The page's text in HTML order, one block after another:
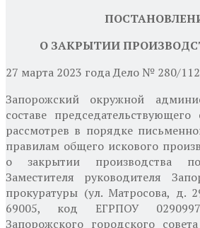
О ЗАКРЫТИИ
27 марта 2023 годаДело № 280/
Запорожский окружной
составе председательствующего
рассмотрев в порядке
правилам общего искового
о закрытии производства
Заместителя руководителя
прокуратуры (ул. Матросова, д.
69005, код ЕГРПОУ
Запорожского городского